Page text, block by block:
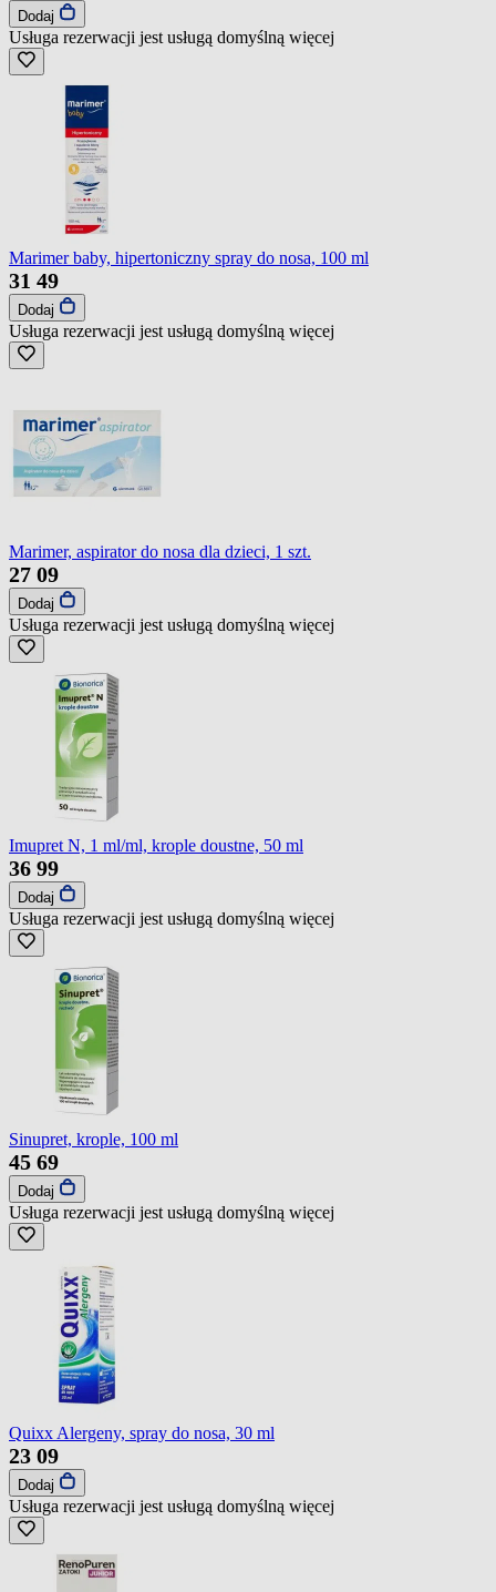
Dodaj
Usługa rezerwacji jest usługą domyślną więcej
Marimer baby, hipertoniczny spray do nosa, 100 ml
31 49
Dodaj
Usługa rezerwacji jest usługą domyślną więcej
Marimer, aspirator do nosa dla dzieci, 1 szt.
27 09
Dodaj
Usługa rezerwacji jest usługą domyślną więcej
Imupret N, 1 ml/ml, krople doustne, 50 ml
36 99
Dodaj
Usługa rezerwacji jest usługą domyślną więcej
Sinupret, krople, 100 ml
45 69
Dodaj
Usługa rezerwacji jest usługą domyślną więcej
Quixx Alergeny, spray do nosa, 30 ml
23 09
Dodaj
Usługa rezerwacji jest usługą domyślną więcej